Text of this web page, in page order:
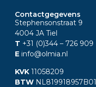
Contactgegevens
Stephensonstraat 9
4004 JA Tiel
T +31 (0)344 – 726 909
E info@olmia.nl
KVK 11058209
BTW NL819918957B01